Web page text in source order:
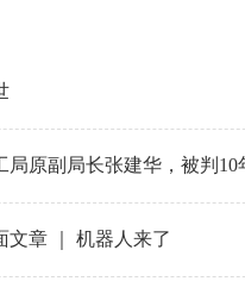
局原副局长张建华，被判10
文章 ｜ 机器人来了